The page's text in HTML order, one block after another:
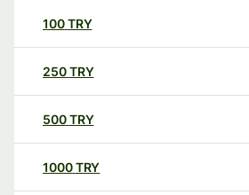
100TRY
250TRY
500TRY
1000TRY